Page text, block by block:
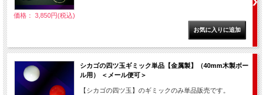
価格： 3,850円(税込)
シカゴの四ツ玉ギミック単品【金属製】（40mm木製ボー
ル用） ＜メール便可＞
【シカゴの四ツ玉】のギミックのみ単品販売です。